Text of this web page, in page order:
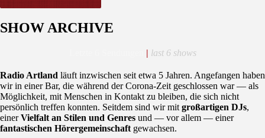
SHOW ARCHIVE
| last 6 shows
Radio Artland läuft inzwischen seit etwa 5 Jahren. Angefangen haben
wir in einer Bar, die während der Corona-Zeit geschlossen war — als
Möglichkeit, mit Menschen in Kontakt zu bleiben, die sich nicht
persönlich treffen konnten. Seitdem sind wir mit großartigen DJs,
einerVielfalt an Stilen und Genres und — vor allem — einer
fantastischen Hörergemeinschaft gewachsen.